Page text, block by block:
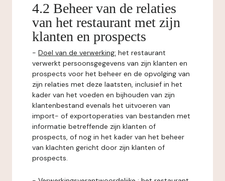
4.2 Beheer van de relaties
van het restaurant met zijn
klanten en prospects
- Doel van de verwerking: het restaurant
verwerkt persoonsgegevens van zijn klanten en
prospects voor het beheer en de opvolging van
zijn relaties met deze laatsten, inclusief in het
kader van het voeden en bijhouden van zijn
klantenbestand evenals het uitvoeren van
import- of exportoperaties van bestanden met
informatie betreffende zijn klanten of
prospects, of nog in het kader van het beheer
van klachten gericht door zijn klanten of
prospects.